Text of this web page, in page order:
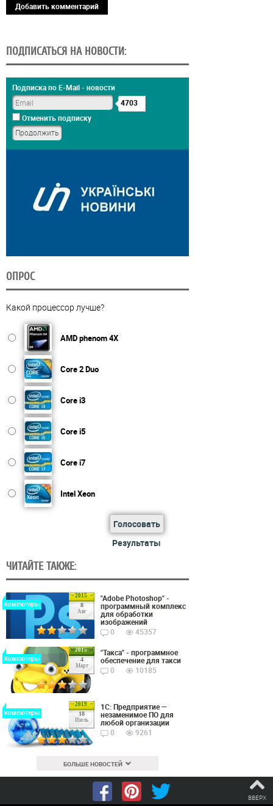
Добавить комментарий
ПОДПИСАТЬСЯ НА НОВОСТИ:
Подписка по E-Mail - новости
4703
Отменить подписку
ОПРОС
Какой процессор лучше?
AMD phenom 4X
Core 2 Duo
Core i3
Core i5
Core i7
Intel Xeon
Голосовать
Результаты
ЧИТАЙТЕ ТАКЖЕ:
2015
8
Авг
Компютеры
"Adobe Photoshop" -
программный комплекс
для обработки
изображений
0
45357
2015
4
Март
Компютеры
"Такса" - программное
обеспечение для такси
0
10185
2019
18
Июль
Компютеры
1С: Предприятие —
незаменимое ПО для
любой организации
0
9261
БОЛЬШЕ НОВОСТЕЙ
ВВЕРХ